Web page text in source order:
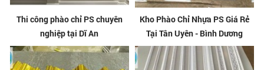
Thi công phào chỉ PS chuyên
nghiệp tại Dĩ An
Kho Phào Chỉ Nhựa PS Giá Rẻ
Tại Tân Uyên - Bình Dương